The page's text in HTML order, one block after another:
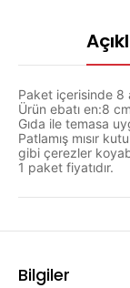
Paket içerisinde 8
Ürün ebatı en:8
Gıda ile temasa
Patlamış mısır
gibi çerezler
1 paket fiyatıdır.
Bilgiler